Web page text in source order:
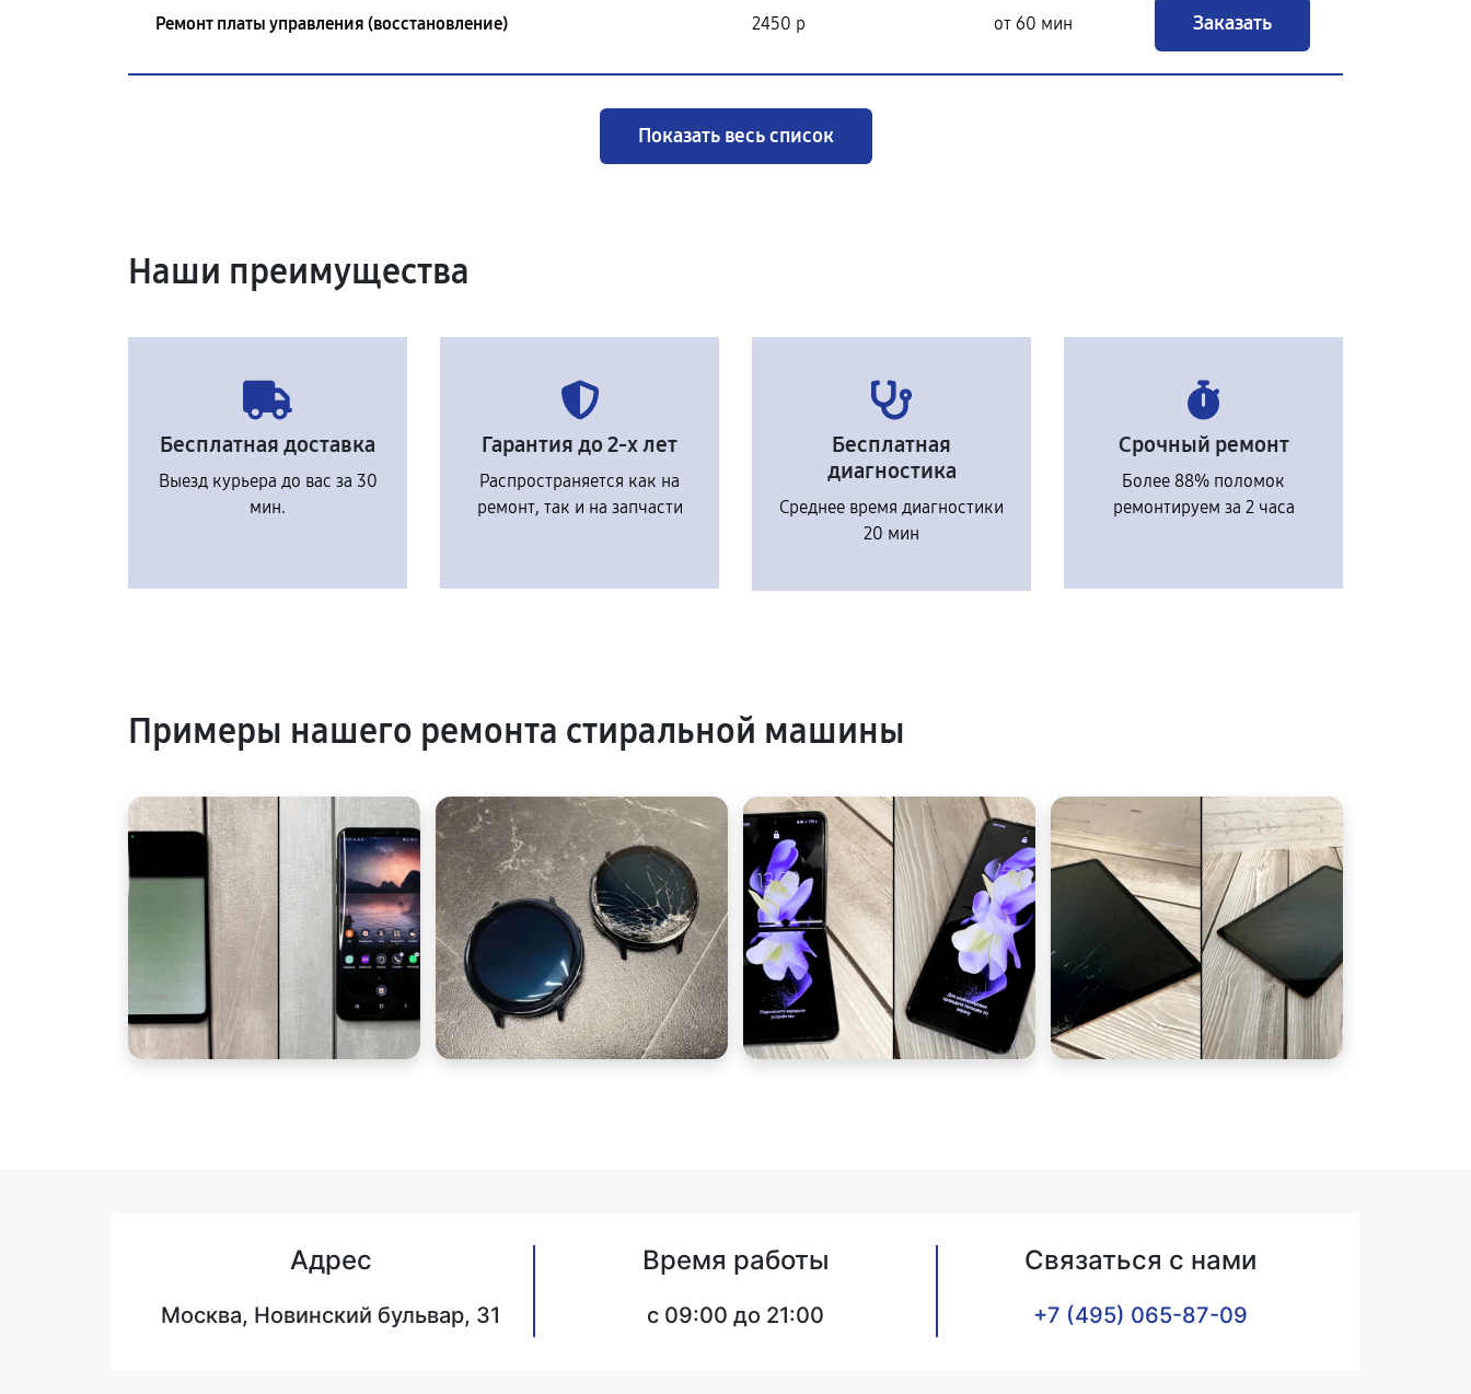
Ремонт платы управления (восстановление) 2450 р от 60 мин Заказать
Показать весь список
Наши преимущества
Бесплатная доставка
Выезд курьера до вас за 30
мин.
Гарантия до 2-х лет
Распространяется как на
ремонт, так и на запчасти
Бесплатная
диагностика
Среднее время диагностики
20 мин
Срочный ремонт
Более 88% поломок
ремонтируем за 2 часа
Примеры нашего ремонта стиральной машины
Адрес
Москва, Новинский бульвар, 31
Время работы
c 09:00 до 21:00
Связаться с нами
+7 (495) 065-87-09